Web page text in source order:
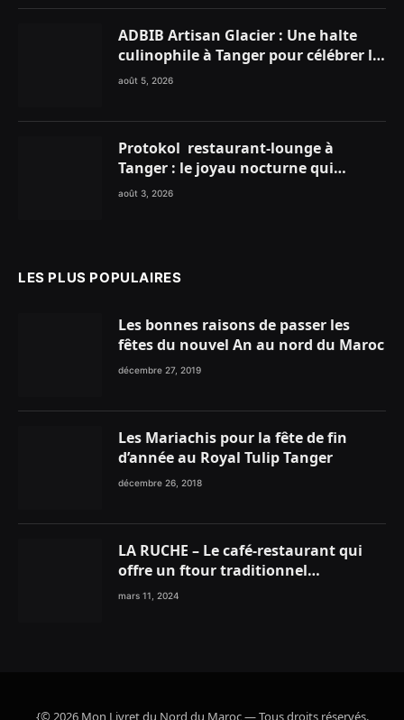
ADBIB Artisan Glacier : Une halte
culinophile à Tanger pour célébrer la
glace traditionnelle aux matières
août 5, 2026
Protokol restaurant-lounge à
Tanger : le joyau nocturne qui
réinvente vos soirées
août 3, 2026
LES PLUS POPULAIRES
Les bonnes raisons de passer les
fêtes du nouvel An au nord du Maroc
décembre 27, 2019
Les Mariachis pour la fête de fin
d’année au Royal Tulip Tanger
décembre 26, 2018
LA RUCHE – Le café-restaurant qui
offre un ftour traditionnel
gourmand
mars 11, 2024
{© 2026 Mon Livret du Nord du Maroc — Tous droits réservés.